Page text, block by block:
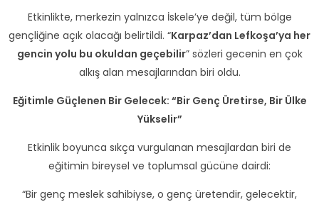
Etkinlikte, merkezin yalnızca İskele’ye değil, tüm bölge
gençliğine açık olacağı belirtildi. “Karpaz’dan Lefkoşa’ya her
gencin yolu bu okuldan geçebilir” sözleri gecenin en çok
alkış alan mesajlarından biri oldu.
Eğitimle Güçlenen Bir Gelecek: “Bir Genç Üretirse, Bir Ülke
Yükselir”
Etkinlik boyunca sıkça vurgulanan mesajlardan biri de
eğitimin bireysel ve toplumsal gücüne dairdi:
“Bir genç meslek sahibiyse, o genç üretendir, gelecektir,